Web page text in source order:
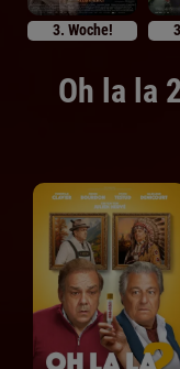
3. Woche!
Oh la la